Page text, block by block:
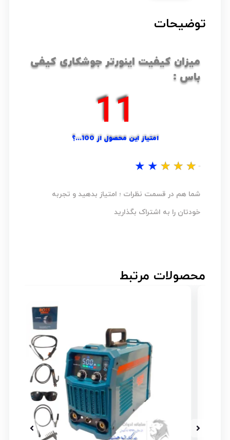
توضیحات
میزان کیفیت اینورتر جوشکاری کیفی
باس :
امتیاز این محصول از 100...؟
16
★
★
★
★
★
شما هم در قسمت نظرات ؛ امتیاز بدهید و تجربه
خودتان را به اشتراک بگذارید
محصولات مرتبط